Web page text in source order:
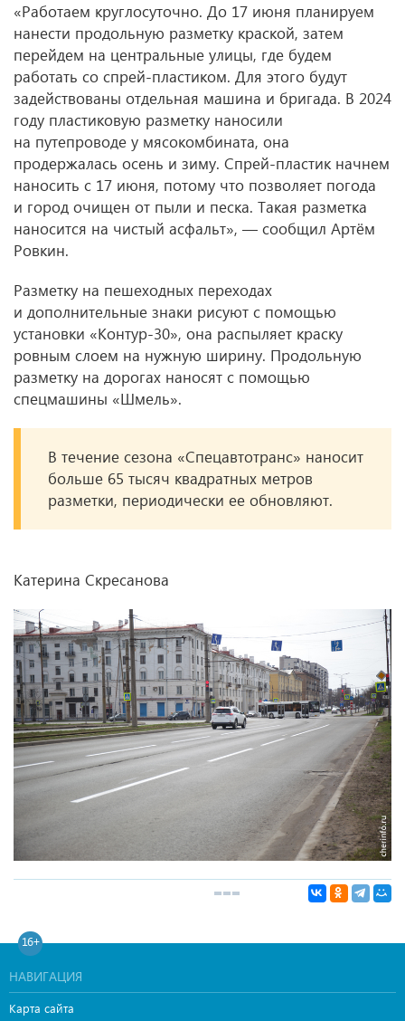
«Работаем круглосуточно. До 17 июня планируем
нанести продольную разметку краской, затем
перейдем на центральные улицы, где будем
работать со спрей-пластиком. Для этого будут
задействованы отдельная машина и бригада. В 2024
году пластиковую разметку наносили
на путепроводе у мясокомбината, она
продержалась осень и зиму. Спрей-пластик начнем
наносить с 17 июня, потому что позволяет погода
и город очищен от пыли и песка. Такая разметка
наносится на чистый асфальт», — сообщил Артём
Ровкин.
Разметку на пешеходных переходах
и дополнительные знаки рисуют с помощью
установки «Контур-30», она распыляет краску
ровным слоем на нужную ширину. Продольную
разметку на дорогах наносят с помощью
спецмашины «Шмель».
В течение сезона «Спецавтотранс» наносит
больше 65 тысяч квадратных метров
разметки, периодически ее обновляют.
Катерина Скресанова
16+
НАВИГАЦИЯ
Карта сайта